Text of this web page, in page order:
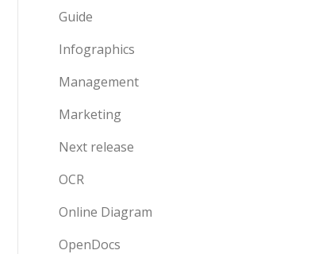
Guide
Infographics
Management
Marketing
Next release
OCR
Online Diagram
OpenDocs